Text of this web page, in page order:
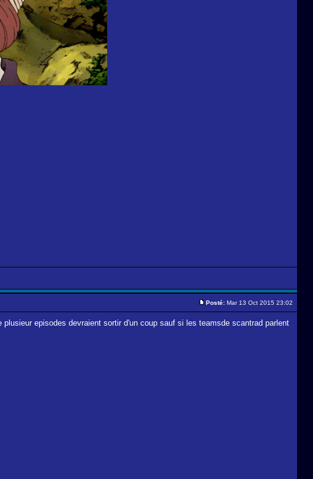
Posté: Mar 13 Oct 2015 23:02
episodes devraient sortir d'un coup sauf si les teamsde scantrad parlent